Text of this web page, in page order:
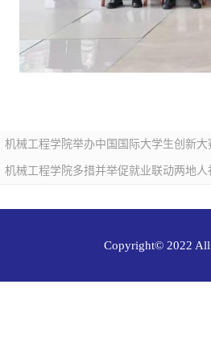
机械工程学院举办中国国际大学生创新
机械工程学院多措并举促就业联动两地
Copyright© 2022